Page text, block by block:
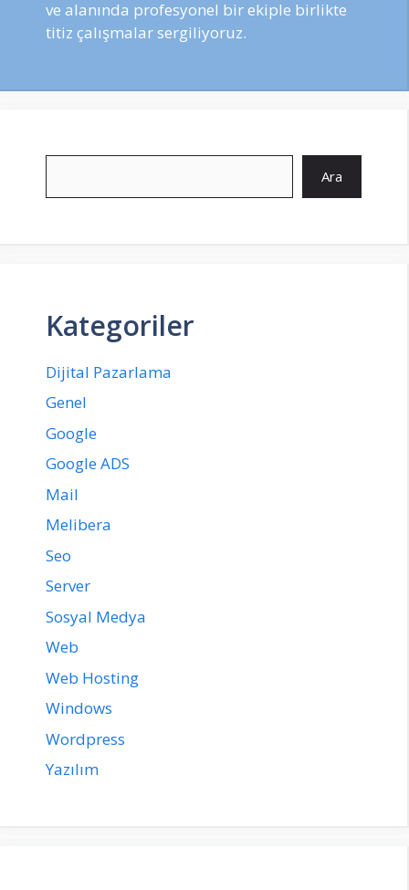
ve alanında profesyonel bir ekiple birlikte
titiz çalışmalar sergiliyoruz.
Ara
Kategoriler
Dijital Pazarlama
Genel
Google
Google ADS
Mail
Melibera
Seo
Server
Sosyal Medya
Web
Web Hosting
Windows
Wordpress
Yazılım